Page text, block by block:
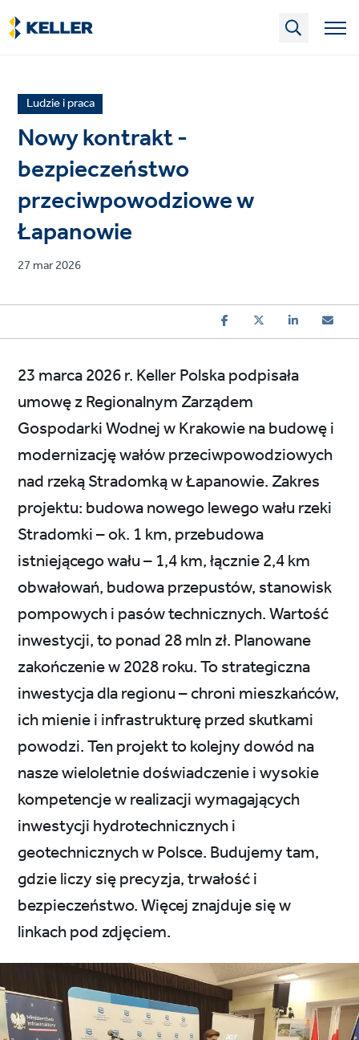
Skip
to
main
News
article
category
Ludzie i praca
Nowy kontrakt -
bezpieczeństwo
przeciwpowodziowe w
Łapanowie
Published
27 mar 2026
23 marca 2026 r. Keller Polska podpisała
umowę z Regionalnym Zarządem
Gospodarki Wodnej w Krakowie na budowę i
modernizację wałów przeciwpowodziowych
nad rzeką Stradomką w Łapanowie. Zakres
projektu: budowa nowego lewego wału rzeki
Stradomki – ok. 1 km, przebudowa
istniejącego wału – 1,4 km, łącznie 2,4 km
obwałowań, budowa przepustów, stanowisk
pompowych i pasów technicznych. Wartość
inwestycji, to ponad 28 mln zł. Planowane
zakończenie w 2028 roku. To strategiczna
inwestycja dla regionu – chroni mieszkańców,
ich mienie i infrastrukturę przed skutkami
powodzi. Ten projekt to kolejny dowód na
nasze wieloletnie doświadczenie i wysokie
kompetencje w realizacji wymagających
inwestycji hydrotechnicznych i
geotechnicznych w Polsce. Budujemy tam,
gdzie liczy się precyzja, trwałość i
bezpieczeństwo. Więcej znajduje się w
linkach pod zdjęciem.